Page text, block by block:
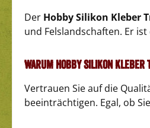
Der Hobby Silikon Kleber
und Felslandschaften. Er
Warum Hobby Silikon
Vertrauen Sie auf die
beeinträchtigen. Egal, ob